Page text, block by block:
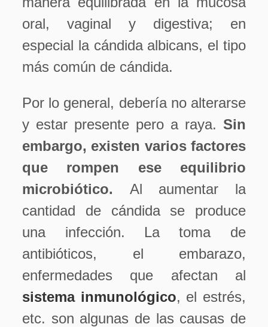
oral, vaginal y digestiva; en
especial la cándida albicans, el tipo
más común de cándida.
Por lo general, debería no alterarse
y estar presente pero a raya. Sin
embargo, existen varios factores
que rompen ese equilibrio
microbiótico. Al aumentar la
cantidad de cándida se produce
una infección. La toma de
antibióticos, el embarazo,
enfermedades que afectan al
sistema inmunológico, el estrés,
etc. son algunas de las causas de